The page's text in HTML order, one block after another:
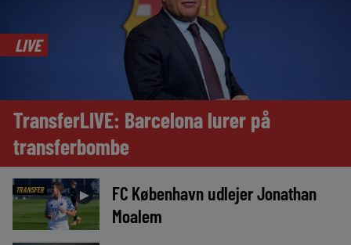
LIVE
TransferLIVE: Barcelona lurer på
transferbombe
TRANSFER ►
FC København udlejer Jonathan
Moalem